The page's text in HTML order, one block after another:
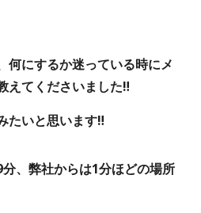
何にするか迷っている時にメ
えてくださいました‼️
たいと思います‼️
、弊社からは1分ほどの場所